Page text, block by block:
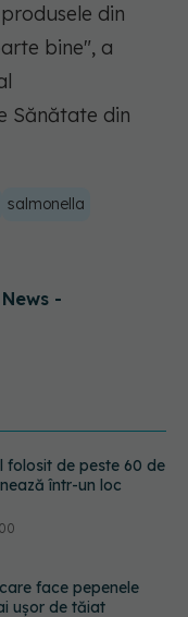
din
bine", a
Sănătate din
salmonella
-
face pepenele
ușor de tăiat
autism la fete au